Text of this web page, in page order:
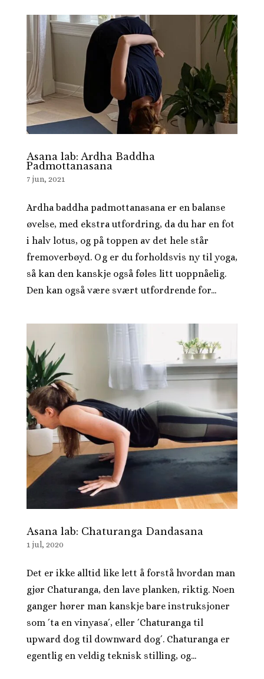
Asana lab: Ardha Baddha
Padmottanasana
7 jun, 2021
Ardha baddha padmottanasana er en balanse
øvelse, med ekstra utfordring, da du har en fot
i halv lotus, og på toppen av det hele står
fremoverbøyd. Og er du forholdsvis ny til yoga,
så kan den kanskje også føles litt uoppnåelig.
Den kan også være svært utfordrende for...
Asana lab: Chaturanga Dandasana
1 jul, 2020
Det er ikke alltid like lett å forstå hvordan man
gjør Chaturanga, den lave planken, riktig. Noen
ganger hører man kanskje bare instruksjoner
som ´ta en vinyasa´, eller ´Chaturanga til
upward dog til downward dog´. Chaturanga er
egentlig en veldig teknisk stilling, og...